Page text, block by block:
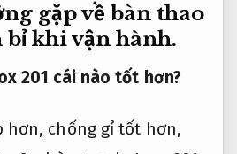
gặp về bàn thao
bỉ khi vận hành.
201 cái nào tốt hơn?
hơn, chống gỉ tốt hơn,